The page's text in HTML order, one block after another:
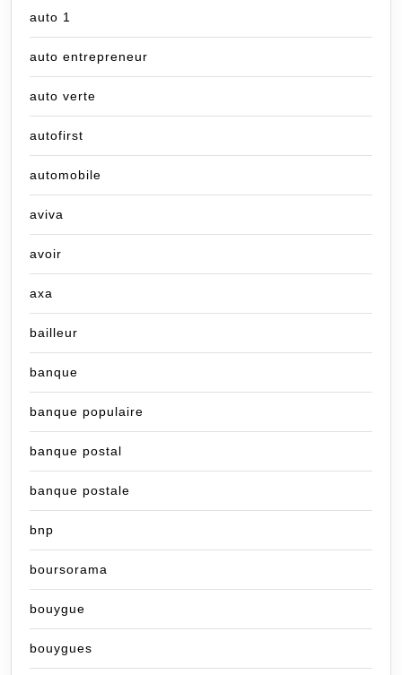
auto 1
auto entrepreneur
auto verte
autofirst
automobile
aviva
avoir
axa
bailleur
banque
banque populaire
banque postal
banque postale
bnp
boursorama
bouygue
bouygues